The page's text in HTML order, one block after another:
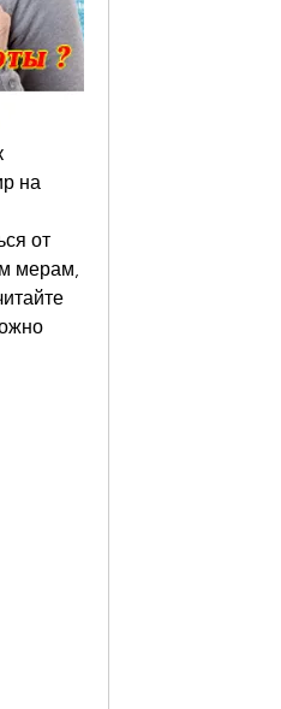
на
от
мерам,